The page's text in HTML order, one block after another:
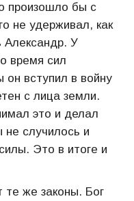
произошло бы с
не удерживал, как
Александр. У
время сил
вступил в войну
с лица земли.
это и делал
случилось и
Это в итоге и
те же законы. Бог